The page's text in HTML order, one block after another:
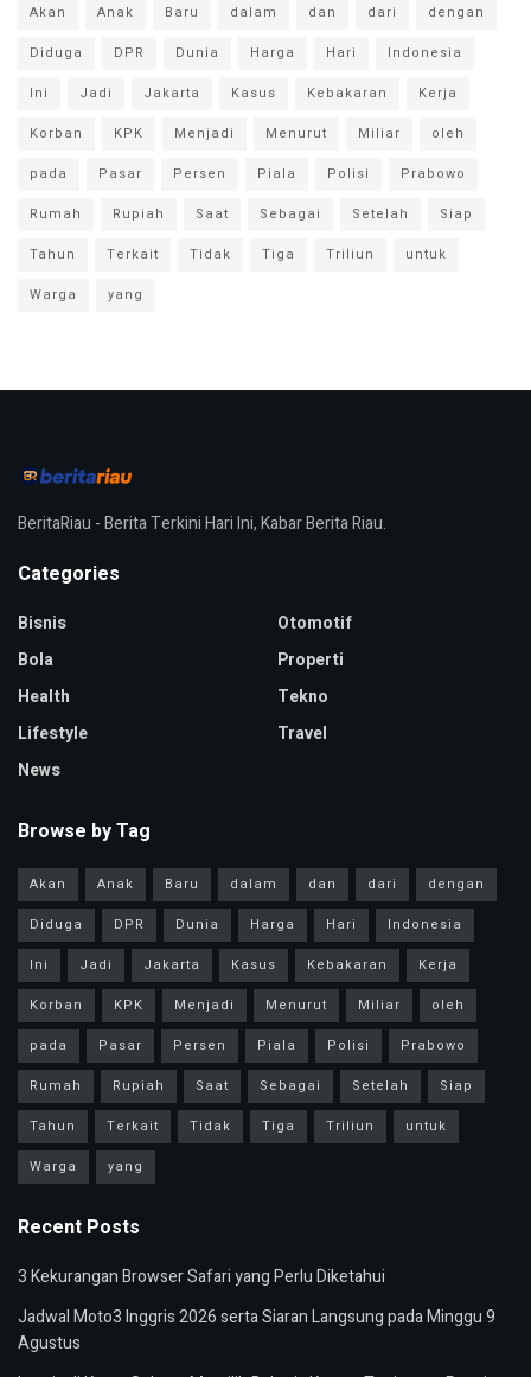
Akan Anak Baru dalam dan dari
dengan
Diduga
DPR Dunia Harga Hari
Indonesia
Ini
Jadi Jakarta Kasus Kebakaran
Kerja
Korban
KPK Menjadi Menurut Miliar
oleh
pada
Pasar Persen Piala Polisi
Prabowo
Rumah
Rupiah Saat Sebagai Setelah
Siap
Tahun
Terkait Tidak Tiga Triliun
untuk
Warga
yang
BeritaRiau - Berita Terkini Hari Ini, Kabar Berita Riau.
Categories
Bisnis
Bola
Health
Lifestyle
News
Otomotif
Properti
Tekno
Travel
Browse by Tag
Akan Anak Baru dalam dan dari
dengan
Diduga
DPR Dunia Harga Hari
Indonesia
Ini
Jadi Jakarta Kasus Kebakaran
Kerja
Korban
KPK Menjadi Menurut Miliar
oleh
pada
Pasar Persen Piala Polisi
Prabowo
Rumah
Rupiah Saat Sebagai Setelah
Siap
Tahun
Terkait Tidak Tiga Triliun
untuk
Warga
yang
Recent Posts
3 Kekurangan Browser Safari yang Perlu Diketahui
Jadwal Moto3 Inggris 2026 serta Siaran Langsung pada Minggu 9
Agustus